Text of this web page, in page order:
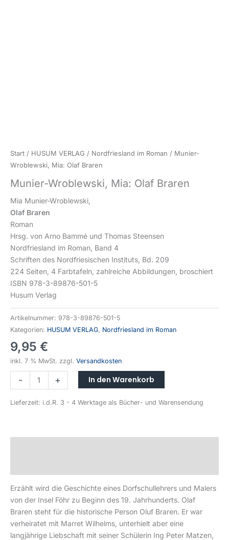
Start / HUSUM VERLAG / Nordfriesland im Roman / Munier-
Wroblewski, Mia: Olaf Braren
Munier-Wroblewski, Mia: Olaf Braren
Mia Munier-Wroblewski,
Olaf Braren
Roman
Hrsg. von Arno Bammé und Thomas Steensen
Nordfriesland im Roman, Band 4
Schriften des Nordfriesischen Instituts, Bd. 209
224 Seiten, 4 Farbtafeln, zahlreiche Abbildungen, broschiert
ISBN 978-3-89876-501-5
Husum Verlag
Artikelnummer: 978-3-89876-501-5
Kategorien: HUSUM VERLAG Nordfriesland im Roman
9,95 €
inkl. 7 % MwSt. zzgl. Versandkosten
- + In den Warenkorb
Lieferzeit: i.d.R. 3 - 4 Werktage als Bücher- und Warensendung
Erzählt wird die Geschichte eines Dorfschullehrers und Malers
von der Insel Föhr zu Beginn des 19. Jahrhunderts. Olaf
Braren steht für die historische Person Oluf Braren. Er war
verheiratet mit Marret Wilhelms, unterhielt aber eine
langjährige Liebschaft mit seiner Schülerin Ing Peter Matzen,